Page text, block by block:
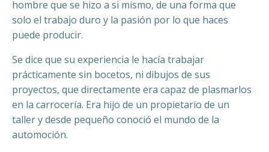
hombre que se hizo a si mismo, de una forma que
solo el trabajo duro y la pasión por lo que haces
puede producir.
Se dice que su experiencia le hacía trabajar
prácticamente sin bocetos, ni dibujos de sus
proyectos, que directamente era capaz de plasmarlos
en la carrocería. Era hijo de un propietario de un
taller y desde pequeño conoció el mundo de la
automoción.